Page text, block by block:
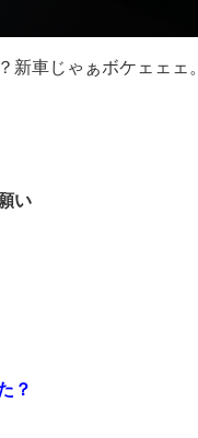
新車じゃぁボケェェェ
い
？